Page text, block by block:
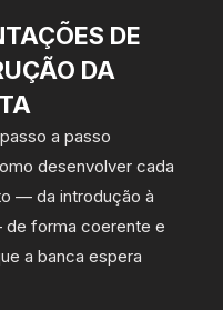
DE
DA
a passo
desenvolver cada
— da introdução à
forma coerente e
a banca espera